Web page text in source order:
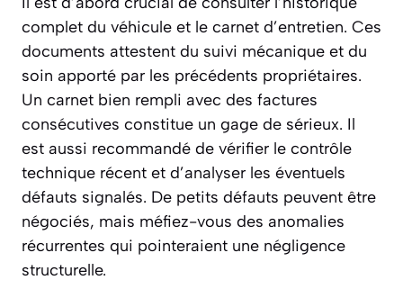
complet du véhicule et le carnet d’entretien. Ces
documents attestent du suivi mécanique et du
soin apporté par les précédents propriétaires.
Un carnet bien rempli avec des factures
consécutives constitue un gage de sérieux. Il
est aussi recommandé de vérifier le contrôle
technique récent et d’analyser les éventuels
défauts signalés. De petits défauts peuvent être
négociés, mais méfiez-vous des anomalies
récurrentes qui pointeraient une négligence
structurelle.